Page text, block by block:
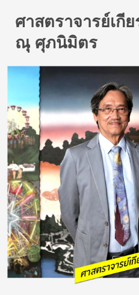
ศาสตราจารย์เ
ณุ ศุภนิมิตร